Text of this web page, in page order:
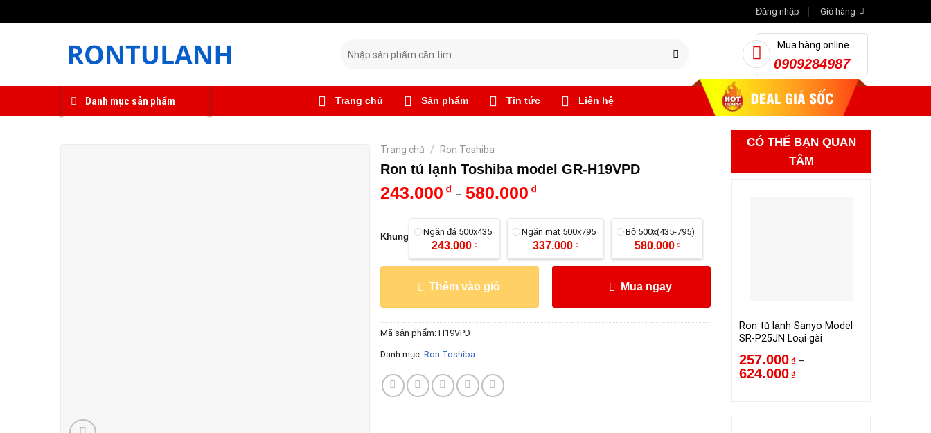
to
Đăng nhập Giỏ hàng
kiếm:
Mua hàng online
0909284987
Danh mục sản phẩm Trang chủ Sản phẩm Tin tức Liên hệ
CÓ THỂ BẠN QUAN
TÂM
Ron tủ lạnh Sanyo Model
SR-P25JN Loại gài
257.000 ₫ –
624.000 ₫
Trang chủ / Ron Toshiba
Ron tủ lạnh Toshiba model GR-H19VPD
243.000 ₫ – 580.000 ₫
Khung Ngăn đá 500x435
243.000 ₫
Ngăn mát 500x795
337.000 ₫
Bộ 500x(435-795)
580.000 ₫
Thêm vào giỏ Mua ngay
Mã sản phẩm: H19VPD
Danh mục: Ron Toshiba